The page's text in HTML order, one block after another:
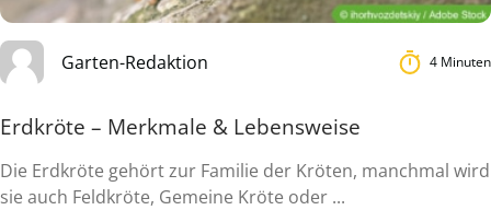
Garten-Redaktion 4 Minuten
Erdkröte – Merkmale & Lebensweise
Die Erdkröte gehört zur Familie der Kröten, manchmal wird
sie auch Feldkröte, Gemeine Kröte oder ...